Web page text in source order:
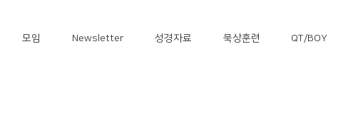
모임 Newsletter 성경자료 묵상훈련 QT/BOY